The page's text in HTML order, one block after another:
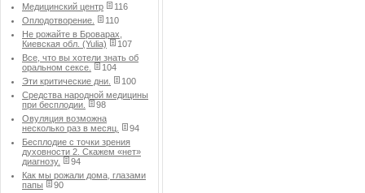
Медицинский центр
116
Оплодотворение.
110
Не рожайте в Броварах,
Киевская обл. (Yulia)
107
Все, что вы хотели знать об
оральном сексе.
104
Эти критические дни.
100
Средства народной медицины
при бесплодии.
98
Овуляция возможна
несколько раз в месяц.
94
Бесплодие с точки зрения
духовности 2. Скажем «нет»
диагнозу.
94
Как мы рожали дома, глазами
папы
90